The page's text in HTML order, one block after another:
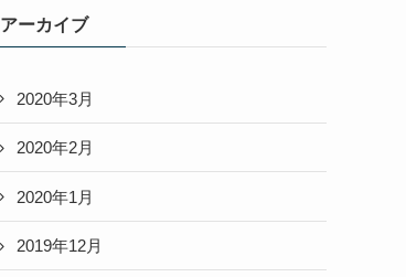
アーカイブ
2020年3月
2020年2月
2020年1月
2019年12月